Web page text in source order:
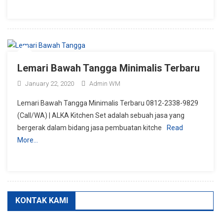
Lemari Bawah Tangga Minimalis Terbaru
January 22, 2020 Admin WM
Lemari Bawah Tangga Minimalis Terbaru 0812-2338-9829
(Call/WA) | ALKA Kitchen Set adalah sebuah jasa yang
bergerak dalam bidang jasa pembuatan kitche
Read
More…
KONTAK KAMI